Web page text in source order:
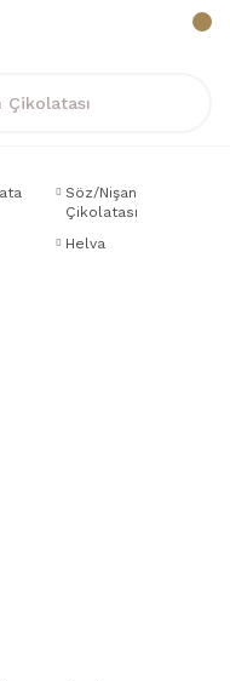
Söz/Nişan
Çikolatası
Helva